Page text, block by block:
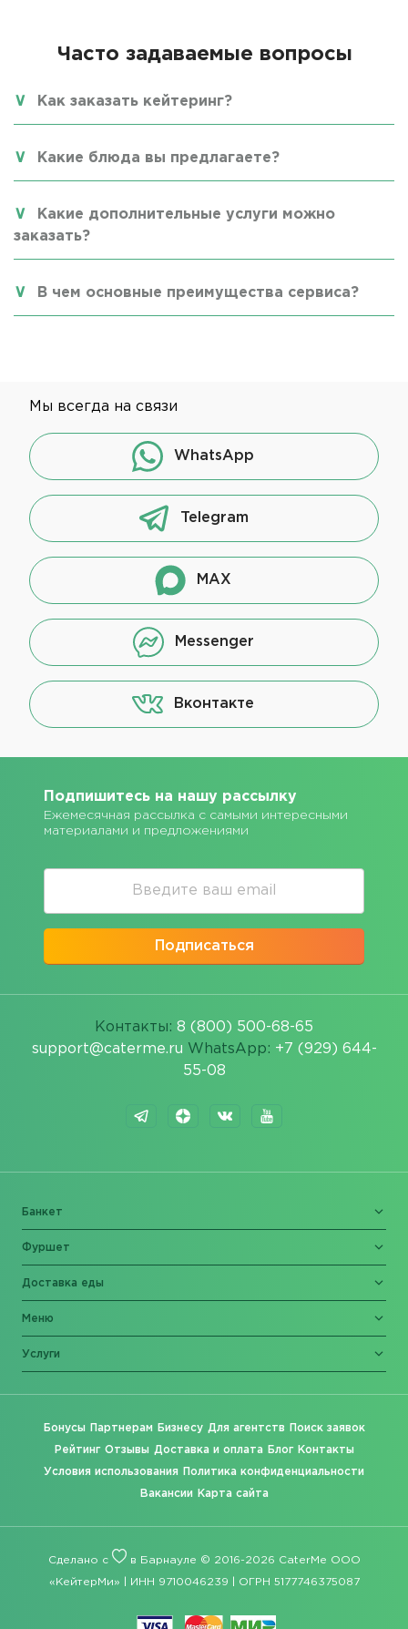
Часто задаваемые вопросы
Как заказать кейтеринг?
Какие блюда вы предлагаете?
Какие дополнительные услуги можно
заказать?
В чем основные преимущества сервиса?
Мы всегда на связи
WhatsApp
Telegram
MAX
Messenger
Вконтакте
Подпишитесь на нашу рассылку
Ежемесячная рассылка с самыми интересными
материалами и предложениями
Подписаться
Контакты: 8 (800) 500-68-65
support@caterme.ru WhatsApp: +7 (929) 644-
55-08
Банкет
Фуршет
Доставка еды
Меню
Услуги
Бонусы Партнерам Бизнесу Для агентств Поиск заявок
Рейтинг Отзывы Доставка и оплата Блог Контакты
Условия использования Политика конфиденциальности
Вакансии Карта сайта
Сделано с в Барнауле © 2016-2026 CaterMe ООО
«КейтерМи» | ИНН 9710046239 | ОГРН 5177746375087